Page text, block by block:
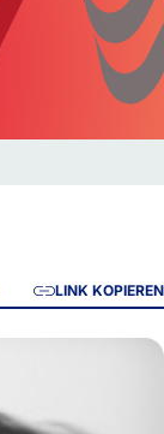
LINK KOPIEREN